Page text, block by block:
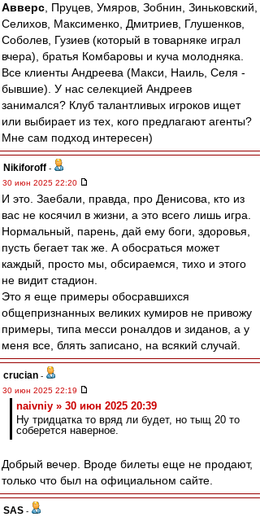
Авверс , Пруцев, Умяров, Зобнин, Зиньковский,
Селихов, Максименко, Дмитриев, Глушенков,
Соболев, Гузиев (который в товарняке играл
вчера), братья Комбаровы и куча молодняка.
Все клиенты Андреева (Макси, Наиль, Селя -
бывшие). У нас селекцией Андреев
занимался? Клуб талантливых игроков ищет
или выбирает из тех, кого предлагают агенты?
Мне сам подход интересен)
Nikiforoff -
30 июн 2025 22:20
И это. Заебали, правда, про Денисова, кто из
вас не косячил в жизни, а это всего лишь игра.
Нормальный, парень, дай ему боги, здоровья,
пусть бегает так же. А обосраться может
каждый, просто мы, обсираемся, тихо и этого
не видит стадион.
Это я еще примеры обосравшихся
общепризнанных великих кумиров не привожу
примеры, типа месси роналдов и зиданов, а у
меня все, блять записано, на всякий случай.
crucian -
30 июн 2025 22:19
naivniy » 30 июн 2025 20:39
Ну тридцатка то вряд ли будет, но тыщ 20 то
соберется наверное.
Добрый вечер. Вроде билеты еще не продают,
только что был на официальном сайте.
SAS -